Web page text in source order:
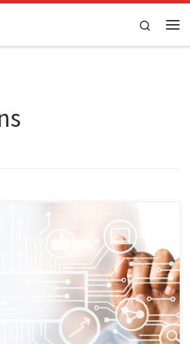
Search
Layanan, dan Fungsinya Bagi
IT Infrastructure adalah salah satu
dalam sebuah perjalanan
suatu bisnis perusahaan,
infrastruktur IT akan semakin meningkat.
operasional, IT Infrastructure yang
skalabilitas perusahaan